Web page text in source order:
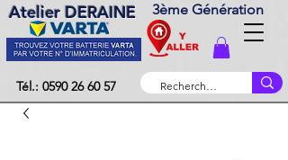
Atelier DERAINE 3ème Génération
Tél.: 0590 26 60 57